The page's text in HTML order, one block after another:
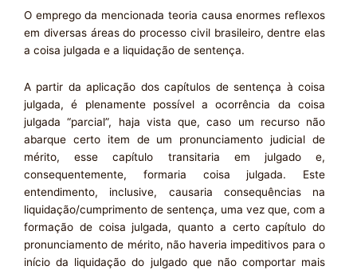
O emprego da mencionada teoria causa enormes reflexos
em diversas áreas do processo civil brasileiro, dentre elas
a coisa julgada e a liquidação de sentença.
A partir da aplicação dos capítulos de sentença à coisa
julgada, é plenamente possível a ocorrência da coisa
julgada “parcial”, haja vista que, caso um recurso não
abarque certo item de um pronunciamento judicial de
mérito, esse capítulo transitaria em julgado e,
consequentemente, formaria coisa julgada. Este
entendimento, inclusive, causaria consequências na
liquidação/cumprimento de sentença, uma vez que, com a
formação de coisa julgada, quanto a certo capítulo do
pronunciamento de mérito, não haveria impeditivos para o
início da liquidação do julgado que não comportar mais